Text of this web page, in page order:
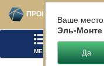
ПРОМТЕХСТАЛЬ
МЕНЮ
Ваше
Эль-Монте